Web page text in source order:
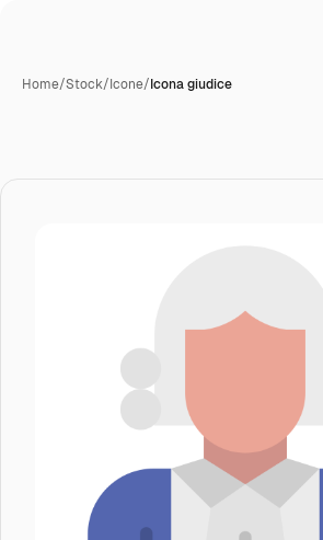
Home/Stock/Icone/Icona giudice